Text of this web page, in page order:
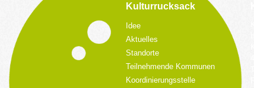
Kulturrucksack
Idee
Aktuelles
Standorte
Teilnehmende Kommunen
Koordinierungsstelle